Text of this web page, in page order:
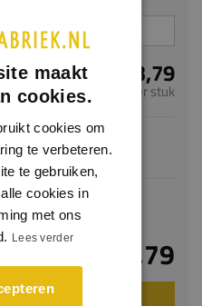
€ 3,79
per stuk
de verwachte
werkdagen
€ 3,79
maakt
cookies.
cookies om
te verbeteren.
te gebruiken,
cookies in
met ons
Lees verder